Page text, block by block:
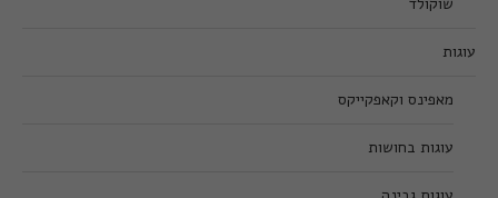
עוגות
מאפינס וקאפקייקס
עוגות בחושות